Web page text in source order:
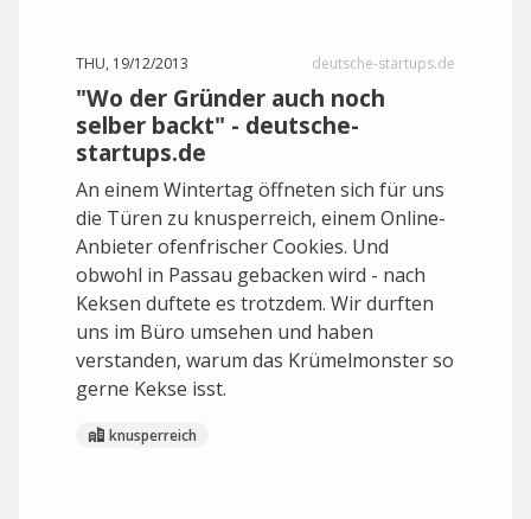
THU, 19/12/2013 deutsche-startups.de
"Wo der Gründer auch noch
selber backt" - deutsche-
startups.de
An einem Wintertag öffneten sich für uns
die Türen zu knusperreich, einem Online-
Anbieter ofenfrischer Cookies. Und
obwohl in Passau gebacken wird - nach
Keksen duftete es trotzdem. Wir durften
uns im Büro umsehen und haben
verstanden, warum das Krümelmonster so
gerne Kekse isst.
knusperreich